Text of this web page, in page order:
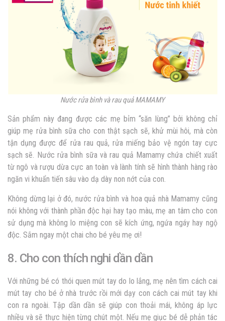
Nước rửa bình và rau quả MAMAMY
Sản phẩm này đang được các mẹ bỉm “săn lùng” bởi không chỉ
giúp mẹ rửa bình sữa cho con thật sạch sẽ, khử mùi hôi, mà còn
tận dụng được để rửa rau quả, rửa miếng bảo vệ ngón tay cực
sạch sẽ. Nước rửa bình sữa và rau quả Mamamy chứa chiết xuất
từ ngô và rượu dừa cực an toàn và lành tính sẽ hình thành hàng rào
ngăn vi khuẩn tiến sâu vào dạ dày non nớt của con.
Không dừng lại ở đó, nước rửa bình và hoa quả nhà Mamamy cũng
nói không với thành phần độc hại hay tạo màu, mẹ an tâm cho con
sử dụng mà không lo miệng con sẽ kích ứng, ngứa ngáy hay ngộ
độc. Sắm ngay một chai cho bé yêu mẹ ơi!
8. Cho con thích nghi dần dần
Với những bé có thói quen mút tay do lo lắng, mẹ nên tìm cách cai
mút tay cho bé ở nhà trước rồi mới dạy con cách cai mút tay khi
con ra ngoài. Tập dần dần sẽ giúp con thoải mái, không áp lực
nhiều và sẽ thực hiện từng chút một. Nếu mẹ giục bé dễ phản tác